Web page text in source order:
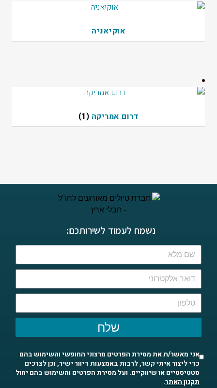
אוקיאניה
דרום אמריקה (1)
נשמח לעמוד לשירותכם:
שלח
אני מאשר/ת את מסירת הפרטים מרצוני החופשי והשימוש בהם
כדי ליצור איתי קשר, לרבות באמצעות דיוור ישיר, וכן לצרכים
סטטיסטיים או שיווקיים. ועל מסירת הפרטים והשימוש בהם יחול
תקנון האתר.